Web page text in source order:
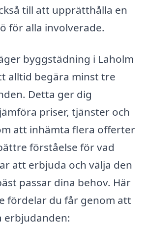
till att upprätthålla en
för alla involverade.
byggstädning i Laholm
alltid begära minst tre
Detta ger dig
priser, tjänster och
att inhämta flera offerter
förståelse för vad
att erbjuda och välja den
passar dina behov. Här
fördelar du får genom att
erbjudanden: